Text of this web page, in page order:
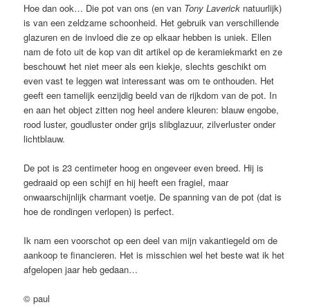
Hoe dan ook… Die pot van ons (en van Tony Laverick natuurlijk)
is van een zeldzame schoonheid. Het gebruik van verschillende
glazuren en de invloed die ze op elkaar hebben is uniek. Ellen
nam de foto uit de kop van dit artikel op de keramiekmarkt en ze
beschouwt het niet meer als een kiekje, slechts geschikt om
even vast te leggen wat interessant was om te onthouden. Het
geeft een tamelijk eenzijdig beeld van de rijkdom van de pot. In
en aan het object zitten nog heel andere kleuren: blauw engobe,
rood luster, goudluster onder grijs slibglazuur, zilverluster onder
lichtblauw.
De pot is 23 centimeter hoog en ongeveer even breed. Hij is
gedraaid op een schijf en hij heeft een fragiel, maar
onwaarschijnlijk charmant voetje. De spanning van de pot (dat is
hoe de rondingen verlopen) is perfect.
Ik nam een voorschot op een deel van mijn vakantiegeld om de
aankoop te financieren. Het is misschien wel het beste wat ik het
afgelopen jaar heb gedaan…
© paul